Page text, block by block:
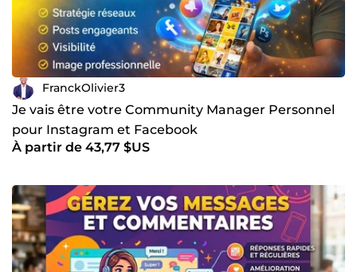
FranckOlivier3
Je vais être votre Community Manager Personnel
pour Instagram et Facebook
À partir de 43,77 $US